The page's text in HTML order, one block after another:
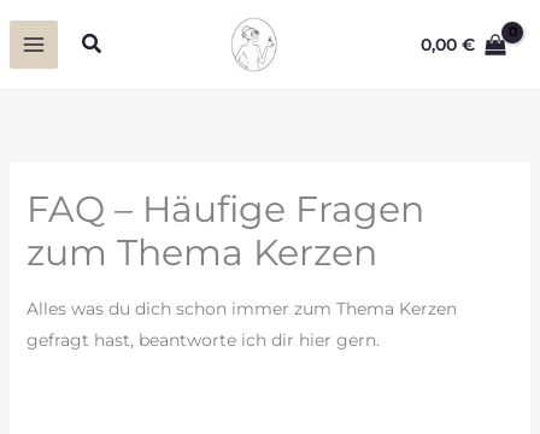
Inhalt
Suchen 0,00€
FAQ – Häufige Fragen
zum Thema Kerzen
Alles was du dich schon immer zum Thema Kerzen
gefragt hast, beantworte ich dir hier gern.